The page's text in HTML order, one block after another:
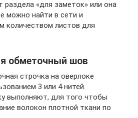
раздела «для заметок» или она
можно найти в сети и
количеством листов для
обметочный шов
строчка на оверлоке
3 или 4 нитей.
выполняют, для того чтобы
волокон плотной ткани по